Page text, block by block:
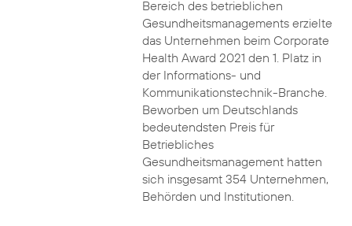
Bereich des betrieblichen
Gesundheitsmanagements erzielte
das Unternehmen beim Corporate
Health Award 2021 den 1. Platz in
der Informations- und
Kommunikationstechnik-Branche.
Beworben um Deutschlands
bedeutendsten Preis für
Betriebliches
Gesundheitsmanagement hatten
sich insgesamt 354 Unternehmen,
Behörden und Institutionen.